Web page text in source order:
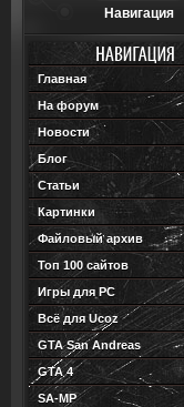
Навигация
Главная
На форум
Новости
Блог
Статьи
Картинки
Файловый архив
Топ 100 сайтов
Игры для PC
Всё для Ucoz
GTA San Andreas
GTA 4
SA-MP